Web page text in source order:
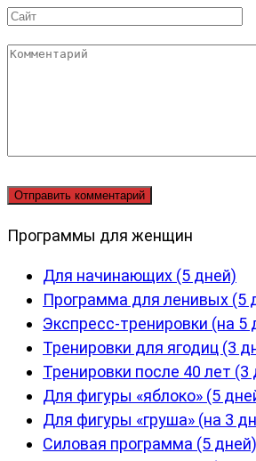
Сайт
Комментарий
Программы для женщин
Для начинающих (5 дней)
Программа для ленивых (5
Экспресс-тренировки (на 5
Тренировки для ягодиц (3
Тренировки после 40 лет (3
Для фигуры «яблоко» (5
Для фигуры «груша» (на 3
Силовая программа (5 дней)